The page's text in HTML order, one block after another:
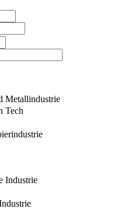
Metallindustrie
Tech
Industrie